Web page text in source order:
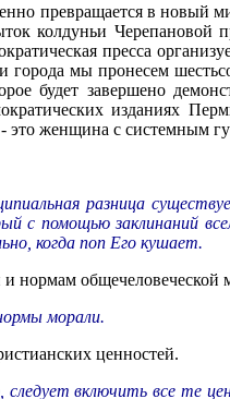
превращается в
колдуньи Черепановой
пресса
мы пронесем
будет завершено
изданиях
это женщина с системным
разница
с помощью заклинаний
когда поп Его кушает.
нормам общечеловеческой
морали.
ценностей.
следует включить все те